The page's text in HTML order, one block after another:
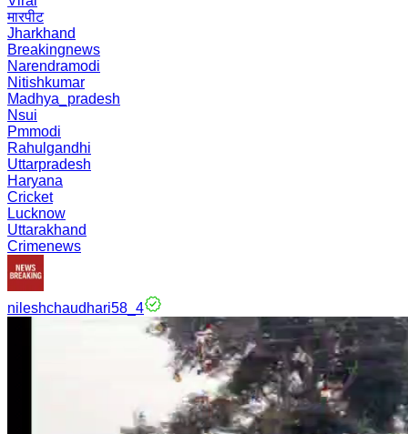
मारपीट
Jharkhand
Breakingnews
Narendramodi
Nitishkumar
Madhya_pradesh
Nsui
Pmmodi
Rahulgandhi
Uttarpradesh
Haryana
Cricket
Lucknow
Uttarakhand
Crimenews
nileshchaudhari58_4